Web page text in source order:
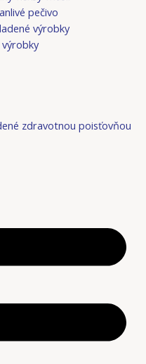
pečivo
výrobky
zdravotnou poisťovňou